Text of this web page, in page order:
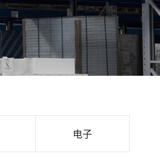
电子